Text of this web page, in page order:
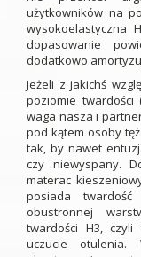
użytkowników na
wysokoelastyczna
dopasowanie
dodatkowo
Jeżeli z jakichś
poziomie twardości
waga nasza i
pod kątem osoby
tak, by nawet
czy niewyspany.
materac
posiada
obustronnej
twardości H3,
uczucie